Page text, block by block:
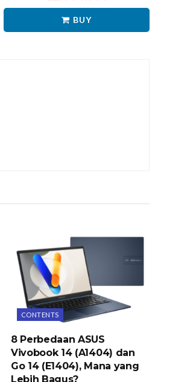
BUY
CONTENTS
8 Perbedaan ASUS
Vivobook 14 (A1404) dan
Go 14 (E1404), Mana yang
Lebih Bagus?